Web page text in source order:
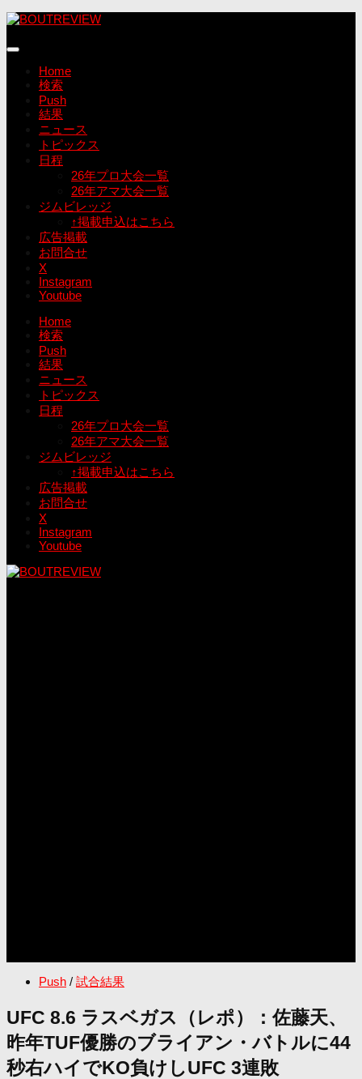
コ
テ
Home
検索
Push
結果
ニュース
トピックス
日程
26年プロ大会一覧
26年アマ大会一覧
ジムビレッジ
↑掲載申込はこちら
広告掲載
お問合せ
X
Instagram
Youtube
Home
検索
Push
結果
ニュース
トピックス
日程
26年プロ大会一覧
26年アマ大会一覧
ジムビレッジ
↑掲載申込はこちら
広告掲載
お問合せ
X
Instagram
Youtube
Push / 試合結果
UFC 8.6 ラスベガス（レポ）：佐藤天、
昨年TUF優勝のブライアン・バトルに44
秒右ハイでKO負けしUFC 3連敗